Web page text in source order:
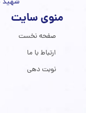
منوی سایت
صفحه نخست
ارتباط با ما
نوبت دهی